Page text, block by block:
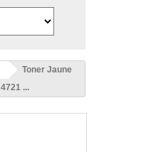
Toner Jaune
...